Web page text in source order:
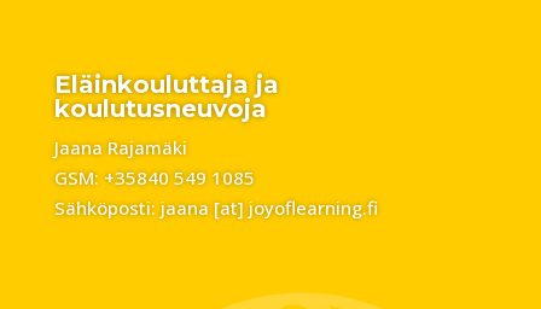
Eläinkouluttaja ja
koulutusneuvoja
Jaana Rajamäki
GSM: +35840 549 1085
Sähköposti: jaana [at] joyoflearning.fi